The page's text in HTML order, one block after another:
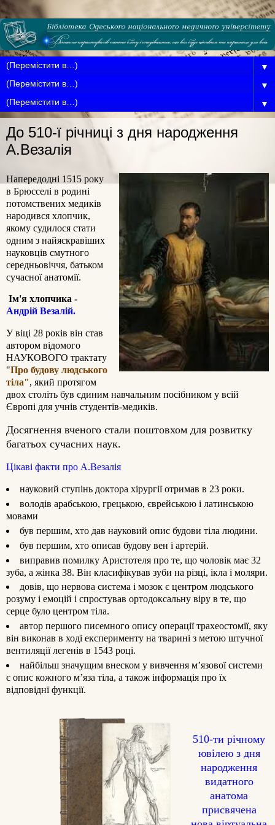
▼
▼
▼
До 510-ї річниці з дня народження
А.Везалія
Напередодні 1515 року
в Брюсселі в родині
потомствених медиків
народився хлопчик,
якому судилося стати
одним з найяскравіших
науковців смутного
середньовіччя, батьком
сучасної анатомії.
Ім'я хлопчика -
Андрій Везалій.
У віці 28 років він став
автором відомого
НАУКОВОГО трактату
"Про будову людського
тіла", який протягом
двох століть був єдиним навчальним посібником у всій
Європі для учнів студентів-медиків.
Досягнення вченого стали поштовхом для розвитку
багатьох сучасних наук.
Цікаві факти про А.Везалія
науковий ступінь доктора хірургії отримав в 23 роки.
володів арабською, грецькою, єврейською і латинською
мовами
був першим, хто дав науковий опис будови тіла людини.
був першим, хто описав будову вен і артерій.
виправив помилку Аристотеля про те, що чоловік має 32
зуба, а жінка 38. Він класифікував зуби на різці, ікла і моляри.
довів, що нервова система і мозок є центром людського
розуму і емоцій і спростував ортодоксальну віру в те, що
серце було центром тіла.
автор першого писемного опису операції трахеостомії, яку
він виконав в ході експерименту на тварині з метою штучної
вентиляції легенів в 1543 році.
найбільш значущим внеском у вивчення м’язової системи
є опис кожного м’яза тіла, а також інформація про їх
відповіднї функції.
510-ти річному
ювілею з дня
народження
видатного
анатома
присвячена